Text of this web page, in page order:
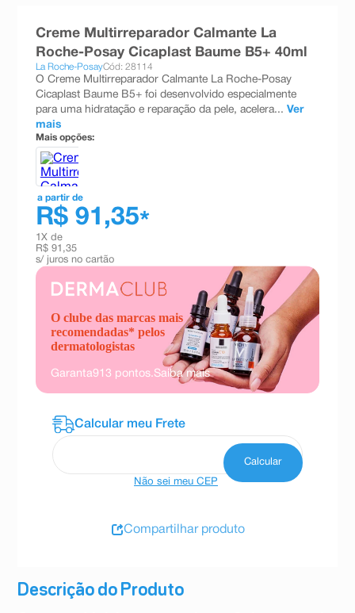
Descrição do Produto
Creme Multirreparador Calmante La
Roche-Posay Cicaplast Baume B5+ 40ml
La Roche-PosayCód: 28114
O Creme Multirreparador Calmante La Roche-Posay
Cicaplast Baume B5+ foi desenvolvido especialmente
para uma hidratação e reparação da pele, acelera... Ver
mais
Mais opções:
a partir de
R$ 91,35*
1 X de
R$ 91,35
s/ juros no cartão
O clube das marcas mais
recomendadas* pelos
dermatologistas
Garanta913 pontos.Saiba mais
Não sei meu CEP
Compartilhar produto
esmalte
10ºabsorvente